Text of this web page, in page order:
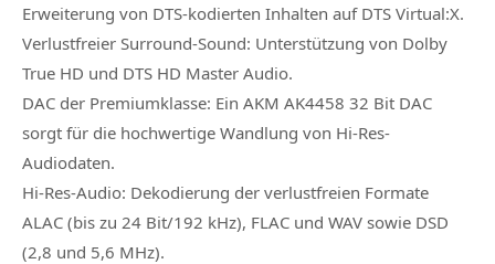
Erweiterung von DTS-kodierten Inhalten auf DTS Virtual:X.
Verlustfreier Surround-Sound: Unterstützung von Dolby
True HD und DTS HD Master Audio.
DAC der Premiumklasse: Ein AKM AK4458 32 Bit DAC
sorgt für die hochwertige Wandlung von Hi-Res-
Audiodaten.
Hi-Res-Audio: Dekodierung der verlustfreien Formate
ALAC (bis zu 24 Bit/192 kHz), FLAC und WAV sowie DSD
(2,8 und 5,6 MHz).